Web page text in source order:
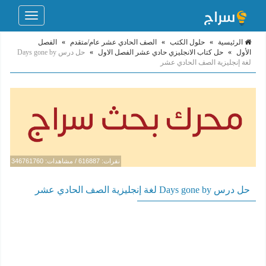
Toggle
الرئيسية » حلول الكتب » الصف الحادي عشر عام/متقدم »
الفصل
الأول » حل كتاب الانجليزي حادي عشر الفصل الاول »
حل درس Days gone by
لغة إنجليزية الصف الحادي عشر
نقرات: 616887 / مشاهدات: 346761760
حل درس Days gone by لغة إنجليزية الصف الحادي عشر